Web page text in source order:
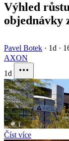
Výhled
objednávky
Pavel Botek · 1d ·
AXON
1d
Číst více